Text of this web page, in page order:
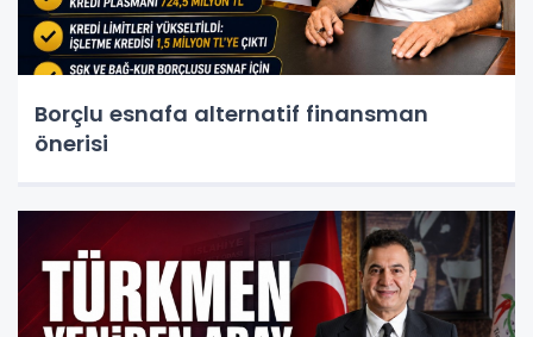
Borçlu esnafa alternatif finansman
önerisi